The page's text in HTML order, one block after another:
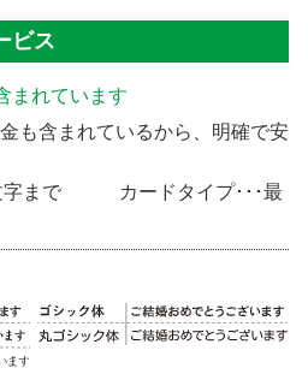
ビス
まれています
も含まれているから、明確で安
字まで カードタイプ･･･最